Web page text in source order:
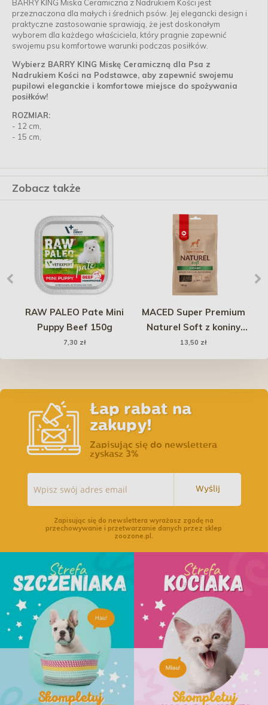
BARRY KING Miska Ceramiczna z Nadrukiem Kości jest
przeznaczona dla małych i średnich psów. Jej elegancki design i
praktyczne zastosowanie sprawiają, że jest doskonałym
wyborem dla każdego właściciela, który pragnie zapewnić
swojemu psu komfortowe warunki podczas posiłków.
Wybierz BARRY KING Miskę Ceramiczną dla Psa z
Nadrukiem Kości na Podstawce, aby zapewnić swojemu
pupilowi eleganckie i komfortowe miejsce do spożywania
posiłków!
ROZMIAR:
- 12 cm,
- 15 cm,
Zobacz także
RAW PALEO Pate Mini
Puppy Beef 150g
7,30 zł
MACED Super Premium
Naturel Soft z koniny
100g
13,50 zł
Łap rabat na
zakupy!
Zapisując się do newslettera
zyskasz 3%
Wyślij
Zapisując się do newslettera wyrażasz zgodę na
przechowywanie i przetwarzanie danych przez sklep
zoozone.pl.